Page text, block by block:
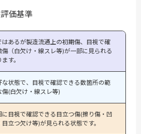
価基準
はあるが製造流通上の初期傷、目視で確
傷（白欠け・線スレ等)が一部に見られる
す。
な状態で、目視で確認できる数箇所の範
傷(白欠け・線スレ等)
に目視で確認できる目立つ傷(擦り傷・凹
立つ欠け等)が見られる状態です。